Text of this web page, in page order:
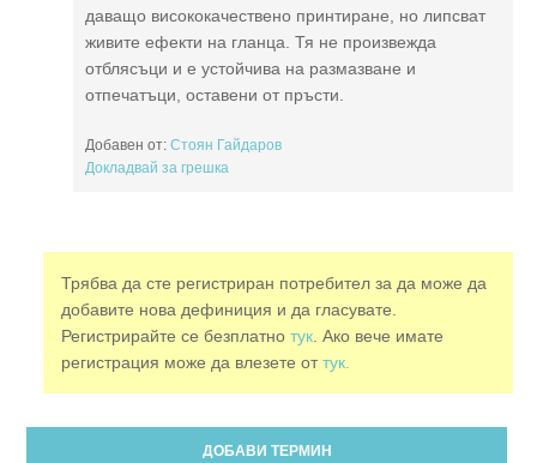
даващо висококачествено принтиране, но липсват
живите ефекти на гланца. Тя не произвежда
отблясъци и е устойчива на размазване и
отпечатъци, оставени от пръсти.
Добавен от: Стоян Гайдаров
Докладвай за грешка
Трябва да сте регистриран потребител за да може да
добавите нова дефиниция и да гласувате.
Регистрирайте се безплатнотук . Ако вече имате
регистрация може да влезете оттук.
ДОБАВИ ТЕРМИН